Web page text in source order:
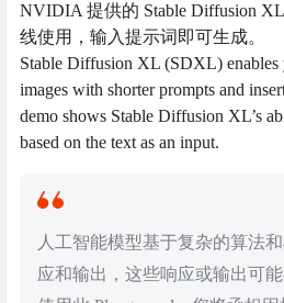
NVIDIA 提供的 Stable Diffusion
线使用，输入提示词即可生成。
Stable Diffusion XL (SDXL) enables
images with shorter prompts and
demo shows Stable Diffusion XL’s
based on the text as an input.
人工智能模型基于复杂的算法
应和输出，这些响应或输出可